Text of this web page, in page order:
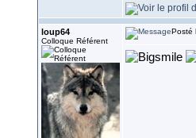
loup64
Colloque Référent
Posté